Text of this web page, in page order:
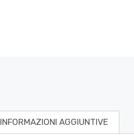
INFORMAZIONI AGGIUNTIVE